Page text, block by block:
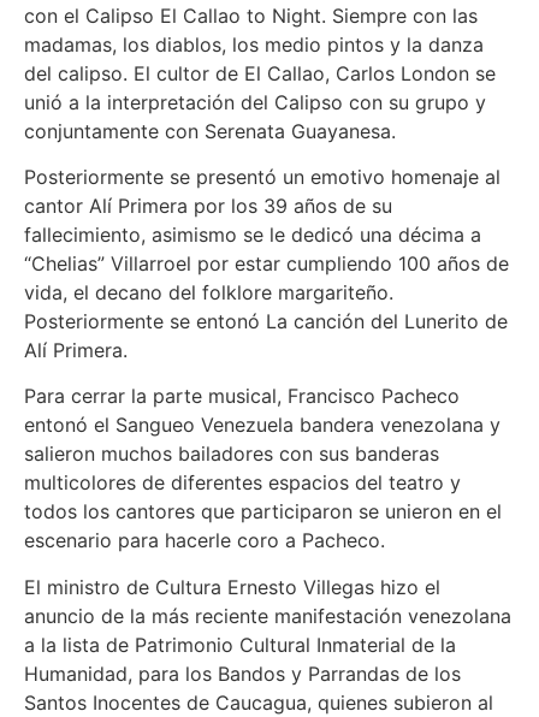
con el Calipso El Callao to Night. Siempre con las
madamas, los diablos, los medio pintos y la danza
del calipso. El cultor de El Callao, Carlos London se
unió a la interpretación del Calipso con su grupo y
conjuntamente con Serenata Guayanesa.
Posteriormente se presentó un emotivo homenaje al
cantor Alí Primera por los 39 años de su
fallecimiento, asimismo se le dedicó una décima a
“Chelias” Villarroel por estar cumpliendo 100 años de
vida, el decano del folklore margariteño.
Posteriormente se entonó La canción del Lunerito de
Alí Primera.
Para cerrar la parte musical, Francisco Pacheco
entonó el Sangueo Venezuela bandera venezolana y
salieron muchos bailadores con sus banderas
multicolores de diferentes espacios del teatro y
todos los cantores que participaron se unieron en el
escenario para hacerle coro a Pacheco.
El ministro de Cultura Ernesto Villegas hizo el
anuncio de la más reciente manifestación venezolana
a la lista de Patrimonio Cultural Inmaterial de la
Humanidad, para los Bandos y Parrandas de los
Santos Inocentes de Caucagua, quienes subieron al